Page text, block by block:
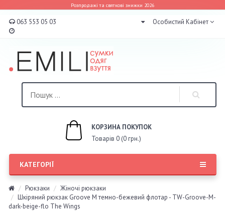
Розпродажі та святкові знижки 2026
063 553 05 03 Особистий Кабінет
КОРЗИНА ПОКУПОК
Товарів 0 (0 грн.)
КАТЕГОРІЇ
Рюкзаки
Жіночі рюкзаки
Шкіряний рюкзак Groove M темно-бежевий флотар - TW-Groove-M-
dark-beige-flo The Wings